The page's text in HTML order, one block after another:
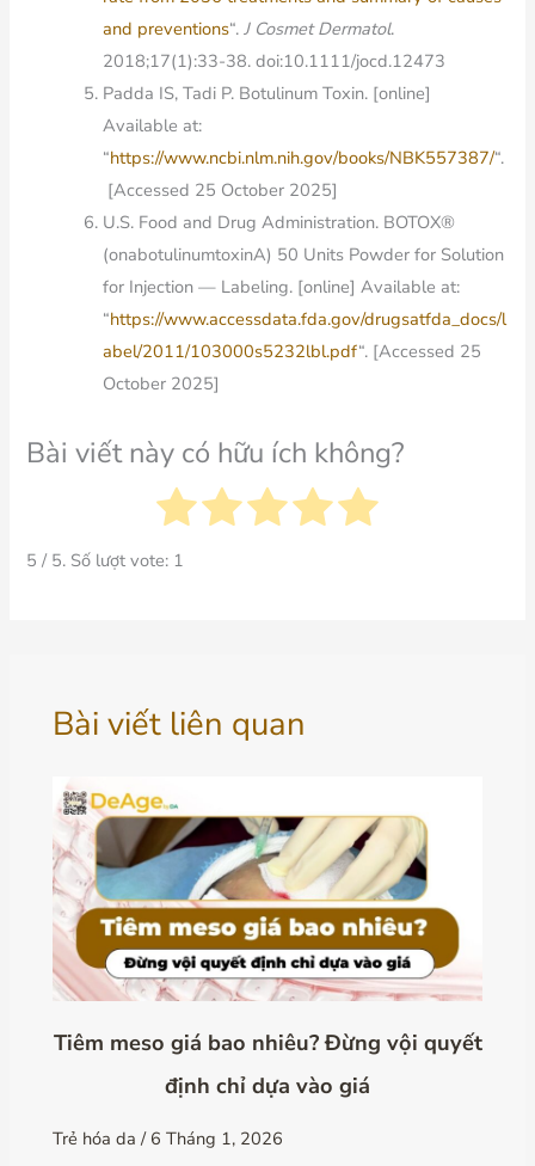
and preventions“.J Cosmet Dermatol.
2018;17(1):33-38. doi:10.1111/jocd.12473
Padda IS, Tadi P. Botulinum Toxin. [online]
Available at:
“https://www.ncbi.nlm.nih.gov/books/NBK557387/“.
[Accessed 25 October 2025]
U.S. Food and Drug Administration. BOTOX®
(onabotulinumtoxinA) 50 Units Powder for Solution
for Injection — Labeling. [online] Available at:
“https://www.accessdata.fda.gov/drugsatfda_docs/l
abel/2011/103000s5232lbl.pdf“. [Accessed 25
October 2025]
Bài viết này có hữu ích không?
5 / 5. Số lượt vote: 1
Bài viết liên quan
Tiêm meso giá bao nhiêu? Đừng vội quyết
định chỉ dựa vào giá
Trẻ hóa da / 6 Tháng 1, 2026